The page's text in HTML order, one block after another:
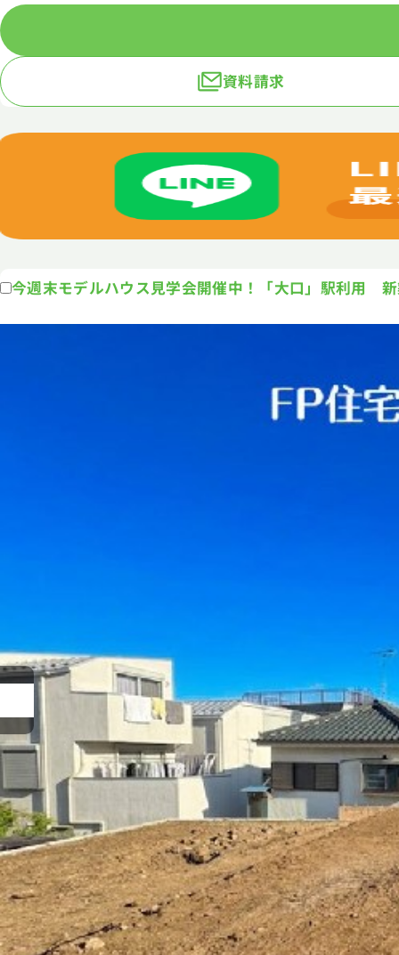
資料請求
今週末モデルハウス見学会開催中！「大口」駅利用